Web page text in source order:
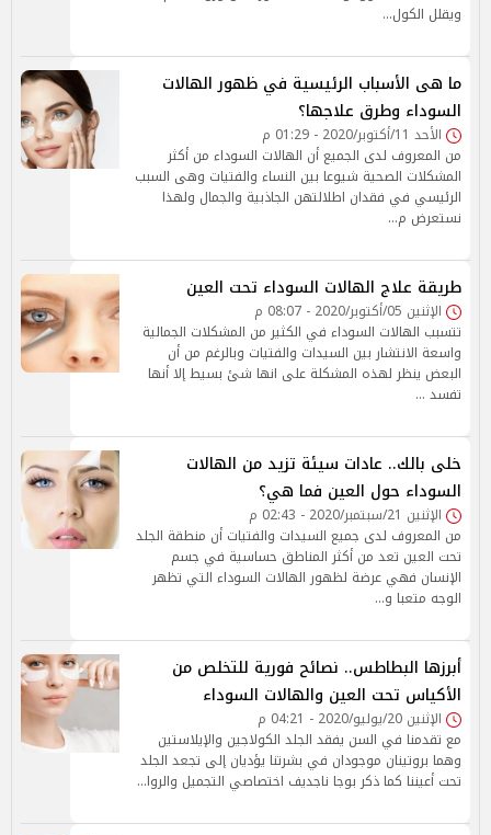
ويقلل الكول…
ما هى الأسباب الرئيسية في ظهور الهالات
السوداء وطرق علاجها؟
الأحد 11/أكتوبر/2020 - 01:29 م
من المعروف لدى الجميع أن الهالات السوداء من أكثر
المشكلات الصحية شيوعا بين النساء والفتيات وهى السبب
الرئيسي في فقدان اطلالتهن الجاذبية والجمال ولهذا
نستعرض م…
طريقة علاج الهالات السوداء تحت العين
الإثنين 05/أكتوبر/2020 - 08:07 م
تتسبب الهالات السوداء في الكثير من المشكلات الجمالية
واسعة الانتشار بين السيدات والفتيات وبالرغم من أن
البعض ينظر لهذه المشكلة على انها شئ بسيط إلا أنها
تفسد …
خلى بالك.. عادات سيئة تزيد من الهالات
السوداء حول العين فما هي؟
الإثنين 21/سبتمبر/2020 - 02:43 م
من المعروف لدى جميع السيدات والفتيات أن منطقة الجلد
تحت العين تعد من أكثر المناطق حساسية في جسم
الإنسان فهي عرضة لظهور الهالات السوداء التي تظهر
الوجه متعبا و…
أبرزها البطاطس.. نصائح فورية للتخلص من
الأكياس تحت العين والهالات السوداء
الإثنين 20/يوليو/2020 - 04:21 م
مع تقدمنا في السن يفقد الجلد الكولاجين والإيلاستين
وهما بروتينان موجودان في بشرتنا يؤديان إلى تجعد الجلد
تحت أعيننا كما ذكر بوجا ناجديف اختصاصي التجميل والروا…